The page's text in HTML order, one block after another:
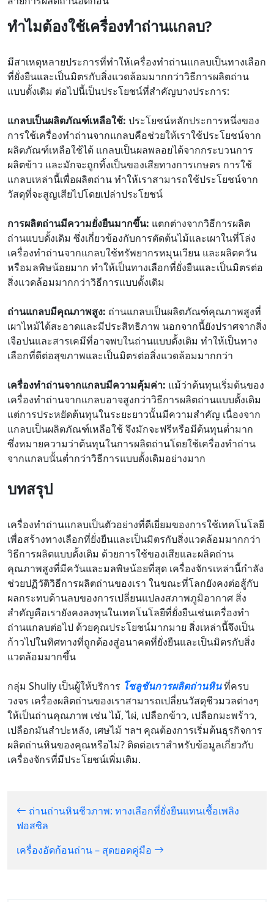
ทำไมต้องใช้เครื่องทำถ่านแกลบ?
มีสาเหตุหลายประการที่ทำให้เครื่องทำถ่านแกลบเป็นทางเลือก
ที่ยั่งยืนและเป็นมิตรกับสิ่งแวดล้อมมากกว่าวิธีการผลิตถ่าน
แบบดั้งเดิม ต่อไปนี้เป็นประโยชน์ที่สำคัญบางประการ:
แกลบเป็นผลิตภัณฑ์เหลือใช้: ประโยชน์หลักประการหนึ่งของ
การใช้เครื่องทำถ่านจากแกลบคือช่วยให้เราใช้ประโยชน์จาก
ผลิตภัณฑ์เหลือใช้ได้ แกลบเป็นผลพลอยได้จากกระบวนการ
ผลิตข้าว และมักจะถูกทิ้งเป็นของเสียทางการเกษตร การใช้
แกลบเหล่านี้เพื่อผลิตถ่าน ทำให้เราสามารถใช้ประโยชน์จาก
วัสดุที่จะสูญเสียไปโดยเปล่าประโยชน์
การผลิตถ่านมีความยั่งยืนมากขึ้น: แตกต่างจากวิธีการผลิต
ถ่านแบบดั้งเดิม ซึ่งเกี่ยวข้องกับการตัดต้นไม้และเผาในที่โล่ง
เครื่องทำถ่านจากแกลบใช้ทรัพยากรหมุนเวียน และผลิตควัน
หรือมลพิษน้อยมาก ทำให้เป็นทางเลือกที่ยั่งยืนและเป็นมิตรต่อ
สิ่งแวดล้อมมากกว่าวิธีการแบบดั้งเดิม
ถ่านแกลบมีคุณภาพสูง: ถ่านแกลบเป็นผลิตภัณฑ์คุณภาพสูงที่
เผาไหม้ได้สะอาดและมีประสิทธิภาพ นอกจากนี้ยังปราศจากสิ่ง
เจือปนและสารเคมีที่อาจพบในถ่านแบบดั้งเดิม ทำให้เป็นทาง
เลือกที่ดีต่อสุขภาพและเป็นมิตรต่อสิ่งแวดล้อมมากกว่า
เครื่องทำถ่านจากแกลบมีความคุ้มค่า: แม้ว่าต้นทุนเริ่มต้นของ
เครื่องทำถ่านจากแกลบอาจสูงกว่าวิธีการผลิตถ่านแบบดั้งเดิม
แต่การประหยัดต้นทุนในระยะยาวนั้นมีความสำคัญ เนื่องจาก
แกลบเป็นผลิตภัณฑ์เหลือใช้ จึงมักจะฟรีหรือมีต้นทุนต่ำมาก
ซึ่งหมายความว่าต้นทุนในการผลิตถ่านโดยใช้เครื่องทำถ่าน
จากแกลบนั้นต่ำกว่าวิธีการแบบดั้งเดิมอย่างมาก
บทสรุป
เครื่องทำถ่านแกลบเป็นตัวอย่างที่ดีเยี่ยมของการใช้เทคโนโลยี
เพื่อสร้างทางเลือกที่ยั่งยืนและเป็นมิตรกับสิ่งแวดล้อมมากกว่า
วิธีการผลิตแบบดั้งเดิม ด้วยการใช้ของเสียและผลิตถ่าน
คุณภาพสูงที่มีควันและมลพิษน้อยที่สุด เครื่องจักรเหล่านี้กำลัง
ช่วยปฏิวัติวิธีการผลิตถ่านของเรา ในขณะที่โลกยังคงต่อสู้กับ
ผลกระทบด้านลบของการเปลี่ยนแปลงสภาพภูมิอากาศ สิ่ง
สำคัญคือเรายังคงลงทุนในเทคโนโลยีที่ยั่งยืนเช่นเครื่องทำ
ถ่านแกลบต่อไป ด้วยคุณประโยชน์มากมาย สิ่งเหล่านี้จึงเป็น
ก้าวไปในทิศทางที่ถูกต้องสู่อนาคตที่ยั่งยืนและเป็นมิตรกับสิ่ง
แวดล้อมมากขึ้น
กลุ่ม Shuliy เป็นผู้ให้บริการ โซลูชันการผลิตถ่านหินที่ครบ
วงจร เครื่องผลิตถ่านของเราสามารถเปลี่ยนวัสดุชีวมวลต่างๆ
ให้เป็นถ่านคุณภาพ เช่น ไม้, ไผ่, เปลือกข้าว, เปลือกมะพร้าว,
เปลือกมันสำปะหลัง, เศษไม้ ฯลฯ คุณต้องการเริ่มต้นธุรกิจการ
ผลิตถ่านหินของคุณหรือไม่? ติดต่อเราสำหรับข้อมูลเกี่ยวกับ
เครื่องจักรที่มีประโยชน์เพิ่มเติม.
ถ่านถ่านหินชีวภาพ: ทางเลือกที่ยั่งยืนแทนเชื้อเพลิง
ฟอสซิล
เครื่องอัดก้อนถ่าน – สุดยอดคู่มือ